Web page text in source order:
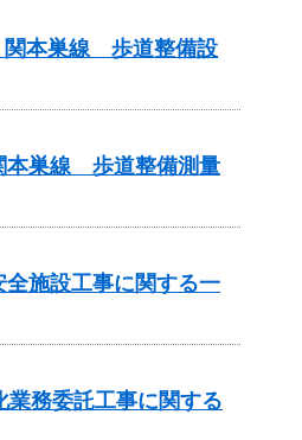
関本巣線 歩道整備設
本巣線 歩道整備測量
施設工事に関する一
務委託工事に関する